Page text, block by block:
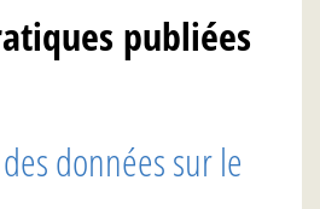
publiées
données sur le